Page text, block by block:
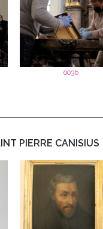
003b
PIERRE CANISIUS